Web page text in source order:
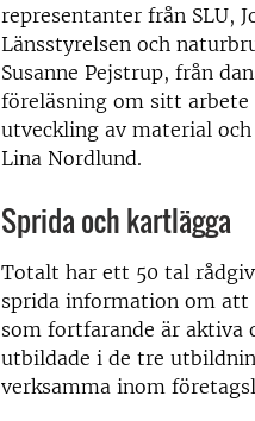
representanter från SLU,
Länsstyrelsen och
Susanne Pejstrup, från
föreläsning om sitt
utveckling av material
Lina Nordlund.
Sprida och kartlägga
Totalt har ett 50 tal
sprida information om att
som fortfarande är aktiva
utbildade i de tre
verksamma inom